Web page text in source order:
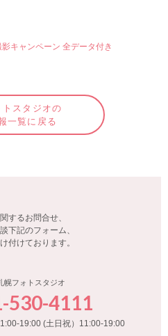
キャンペーン 全データ付き
スタジオの
一覧に戻る
するお問合せ、
下記のフォーム、
付けております。
幌フォトスタジオ
530-4111
19:00 (土日祝）11:00-19:00